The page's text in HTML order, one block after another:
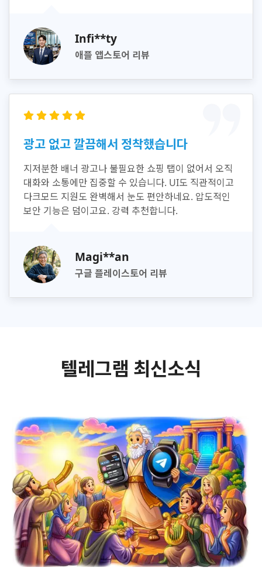
Infi**ty
애플 앱스토어 리뷰
광고 없고 깔끔해서 정착했습니다
지저분한 배너 광고나 불필요한 쇼핑 탭이 없어서 오직
대화와 소통에만 집중할 수 있습니다. UI도 직관적이고
다크모드 지원도 완벽해서 눈도 편안하네요. 압도적인
보안 기능은 덤이고요. 강력 추천합니다.
Magi**an
구글 플레이스토어 리뷰
텔레그램 최신소식